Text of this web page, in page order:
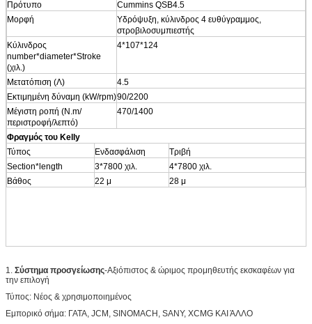
Πρότυπο
Cummins QSB4.5
Μορφή
Υδρόψυξη, κύλινδρος 4 ευθύγραμμος,
στροβιλοσυμπιεστής
Κύλινδρος
number*diameter*Stroke
(χιλ.)
4*107*124
Μετατόπιση (Λ)
4.5
Εκτιμημένη δύναμη (kW/rpm)90/2200
Μέγιστη ροπή (N.m/
περιστροφή/λεπτό)
470/1400
Φραγμός του Kelly
Τύπος
Ενδασφάλιση
Τριβή
Section*length
3*7800 χιλ.
4*7800 χιλ.
Βάθος
22 μ 28 μ
1. Σύστημα προσγείωσης-Αξιόπιστος & ώριμος προμηθευτής εκσκαφέων για
την επιλογή
Τύπος: Νέος & χρησιμοποιημένος
Εμπορικό σήμα: ΓΑΤΑ, JCM, SINOMACH, SANY, XCMG ΚΑΙ ΆΛΛΟ